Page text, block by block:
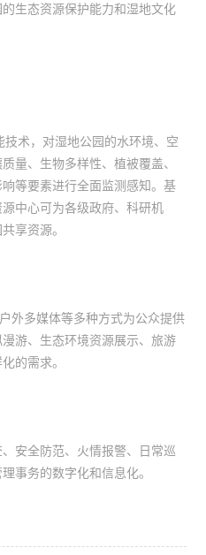
生态资源保护能力和湿地文化
技术，对湿地公园的水环境、空
量、生物多样性、植被覆盖、
等要素进行全面监测感知。基
中心可为各级政府、科研机
享资源。
外多媒体等多种方式为公众提供
游、生态环境资源展示、旅游
的需求。
安全防范、火情报警、日常巡
事务的数字化和信息化。